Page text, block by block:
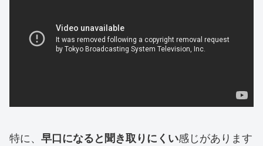
特に、 早口になると聞き取りにくい感じがあります